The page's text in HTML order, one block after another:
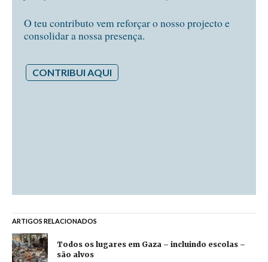
O teu contributo vem reforçar o nosso projecto e
consolidar a nossa presença.
CONTRIBUI AQUI
ARTIGOS RELACIONADOS
Todos os lugares em Gaza – incluindo escolas –
são alvos